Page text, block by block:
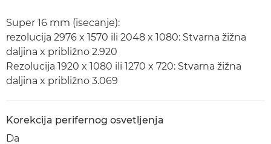
Super 16 mm (isecanje):
rezolucija 2976 x 1570 ili 2048 x 1080: Stvarna žižna
daljina x približno 2.920
Rezolucija 1920 x 1080 ili 1270 x 720: Stvarna žižna
daljina x približno 3.069
Korekcija perifernog osvetljenja
Da